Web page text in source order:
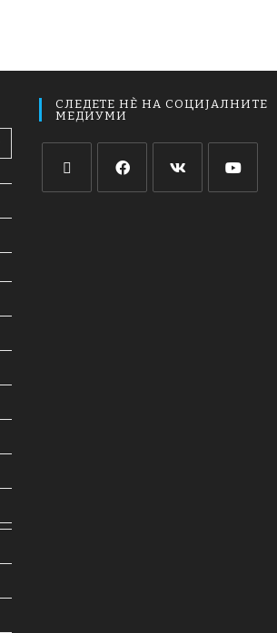
СЛЕДЕТЕ НЀ НА СОЦИЈАЛНИТЕ
МЕДИУМИ